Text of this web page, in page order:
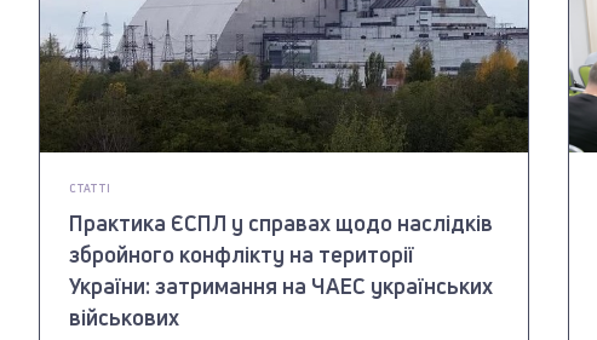
СТАТТІ
Практика ЄСПЛ у справах щодо наслідків
збройного конфлікту на території
України: затримання на ЧАЕС українських
військових